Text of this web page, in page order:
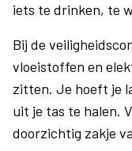
iets te drinken, te
Bij de
vloeistoffen en
zitten. Je hoeft je
uit je tas te halen.
doorzichtig zakje